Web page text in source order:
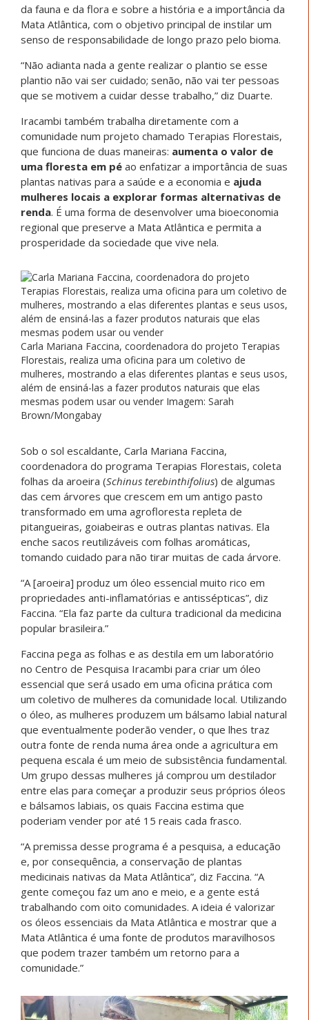
da fauna e da flora e sobre a história e a importância da
Mata Atlântica, com o objetivo principal de instilar um
senso de responsabilidade de longo prazo pelo bioma.
“Não adianta nada a gente realizar o plantio se esse
plantio não vai ser cuidado; senão, não vai ter pessoas
que se motivem a cuidar desse trabalho,” diz Duarte.
Iracambi também trabalha diretamente com a
comunidade num projeto chamado Terapias Florestais,
que funciona de duas maneiras: aumenta o valor de
uma floresta em pé ao enfatizar a importância de suas
plantas nativas para a saúde e a economia e ajuda
mulheres locais a explorar formas alternativas de
renda. É uma forma de desenvolver uma bioeconomia
regional que preserve a Mata Atlântica e permita a
prosperidade da sociedade que vive nela.
Carla Mariana Faccina, coordenadora do projeto Terapias
Florestais, realiza uma oficina para um coletivo de
mulheres, mostrando a elas diferentes plantas e seus usos,
além de ensiná-las a fazer produtos naturais que elas
mesmas podem usar ou vender Imagem: Sarah
Brown/Mongabay
Sob o sol escaldante, Carla Mariana Faccina,
coordenadora do programa Terapias Florestais, coleta
folhas da aroeira (Schinus terebinthifolius) de algumas
das cem árvores que crescem em um antigo pasto
transformado em uma agrofloresta repleta de
pitangueiras, goiabeiras e outras plantas nativas. Ela
enche sacos reutilizáveis com folhas aromáticas,
tomando cuidado para não tirar muitas de cada árvore.
“A [aroeira] produz um óleo essencial muito rico em
propriedades anti-inflamatórias e antissépticas”, diz
Faccina. “Ela faz parte da cultura tradicional da medicina
popular brasileira.”
Faccina pega as folhas e as destila em um laboratório
no Centro de Pesquisa Iracambi para criar um óleo
essencial que será usado em uma oficina prática com
um coletivo de mulheres da comunidade local. Utilizando
o óleo, as mulheres produzem um bálsamo labial natural
que eventualmente poderão vender, o que lhes traz
outra fonte de renda numa área onde a agricultura em
pequena escala é um meio de subsistência fundamental.
Um grupo dessas mulheres já comprou um destilador
entre elas para começar a produzir seus próprios óleos
e bálsamos labiais, os quais Faccina estima que
poderiam vender por até 15 reais cada frasco.
“A premissa desse programa é a pesquisa, a educação
e, por consequência, a conservação de plantas
medicinais nativas da Mata Atlântica”, diz Faccina. “A
gente começou faz um ano e meio, e a gente está
trabalhando com oito comunidades. A ideia é valorizar
os óleos essenciais da Mata Atlântica e mostrar que a
Mata Atlântica é uma fonte de produtos maravilhosos
que podem trazer também um retorno para a
comunidade.”